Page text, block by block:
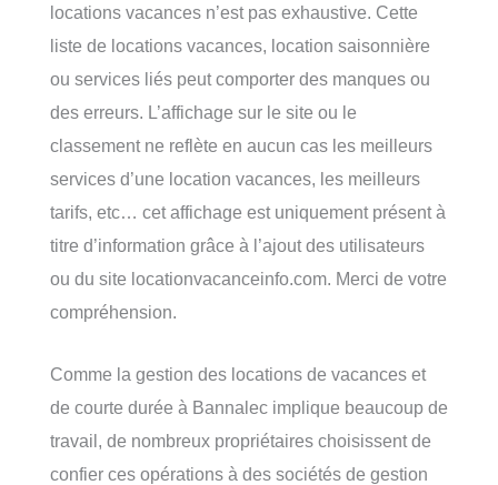
locations vacances n’est pas exhaustive. Cette
liste de locations vacances, location saisonnière
ou services liés peut comporter des manques ou
des erreurs. L’affichage sur le site ou le
classement ne reflète en aucun cas les meilleurs
services d’une location vacances, les meilleurs
tarifs, etc… cet affichage est uniquement présent à
titre d’information grâce à l’ajout des utilisateurs
ou du site locationvacanceinfo.com. Merci de votre
compréhension.
Comme la gestion des locations de vacances et
de courte durée à Bannalec implique beaucoup de
travail, de nombreux propriétaires choisissent de
confier ces opérations à des sociétés de gestion